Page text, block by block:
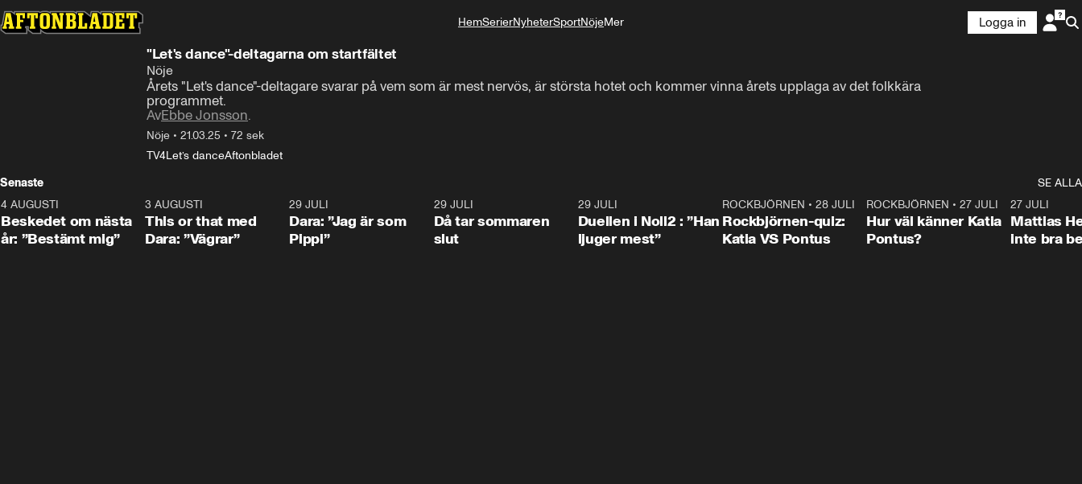
HemSerierNyheterSportNöjeMer
Logga in
"Let's dance"-deltagarna om startfältet
Nöje
Årets "Let's dance"-deltagare svarar på vem som är mest nervös, är största hotet och kommer vinna årets upplaga av det folkkära
programmet.
AvEbbe Jonsson.
Nöje • 21.03.25 • 72 sek
TV4Let’s danceAftonbladet
Senaste
SE ALLA
0:24
4 AUGUSTI
Beskedet om nästa
år: ”Bestämt mig”
1:02
3 AUGUSTI
This or that med
Dara: ”Vägrar”
29 JULI
Dara: ”Jag är som
Pippi”
29 JULI
Då tar sommaren
slut
29 JULI
Duellen i Noll2 : ”Han
ljuger mest”
0:15
ROCKBJÖRNEN • 28 JULI
Rockbjörnen-quiz:
Katia VS Pontus
0:46
ROCKBJÖRNEN •27 JULI
Hur väl känner Katia
Pontus?
27 JULI
Mattias
inte bra